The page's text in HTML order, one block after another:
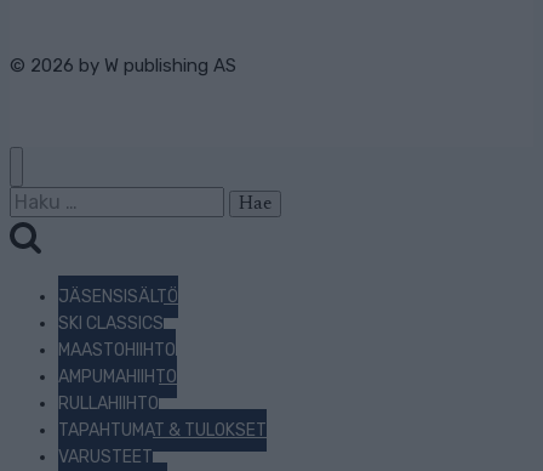
© 2026 by W publishing AS
Haku:
JÄSENSISÄLTÖ
SKI CLASSICS
MAASTOHIIHTO
AMPUMAHIIHTO
RULLAHIIHTO
TAPAHTUMAT & TULOKSET
VARUSTEET